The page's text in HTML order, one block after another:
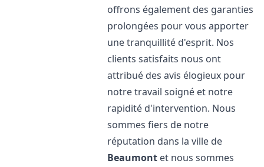
offrons également des garanties
prolongées pour vous apporter
une tranquillité d'esprit. Nos
clients satisfaits nous ont
attribué des avis élogieux pour
notre travail soigné et notre
rapidité d'intervention. Nous
sommes fiers de notre
réputation dans la ville de
Beaumont et nous sommes